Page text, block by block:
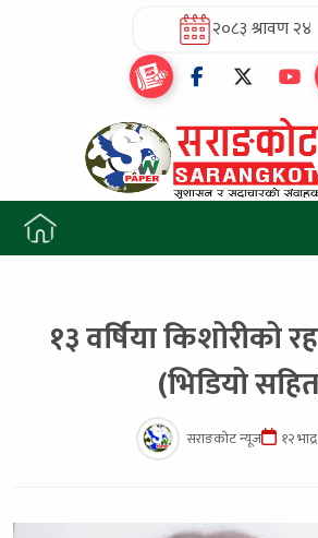
२०८३ श्रावण २४
१३ वर्षिया किशोरीको
(भिडियो
सराङकोट न्यूज १२